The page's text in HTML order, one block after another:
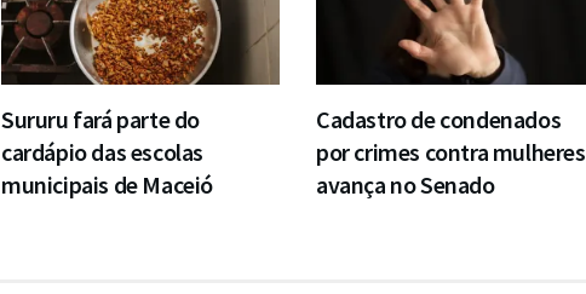
Sururu fará parte do
cardápio das escolas
municipais de Maceió
Cadastro de condenados
por crimes contra mulheres
avança no Senado